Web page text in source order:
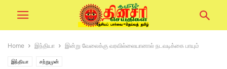
Home இந்தியா இன்று வேலைக்கு வரவில்லையானால் நடவடிக்கை பாயும்
இந்தியா சற்றுமுன்